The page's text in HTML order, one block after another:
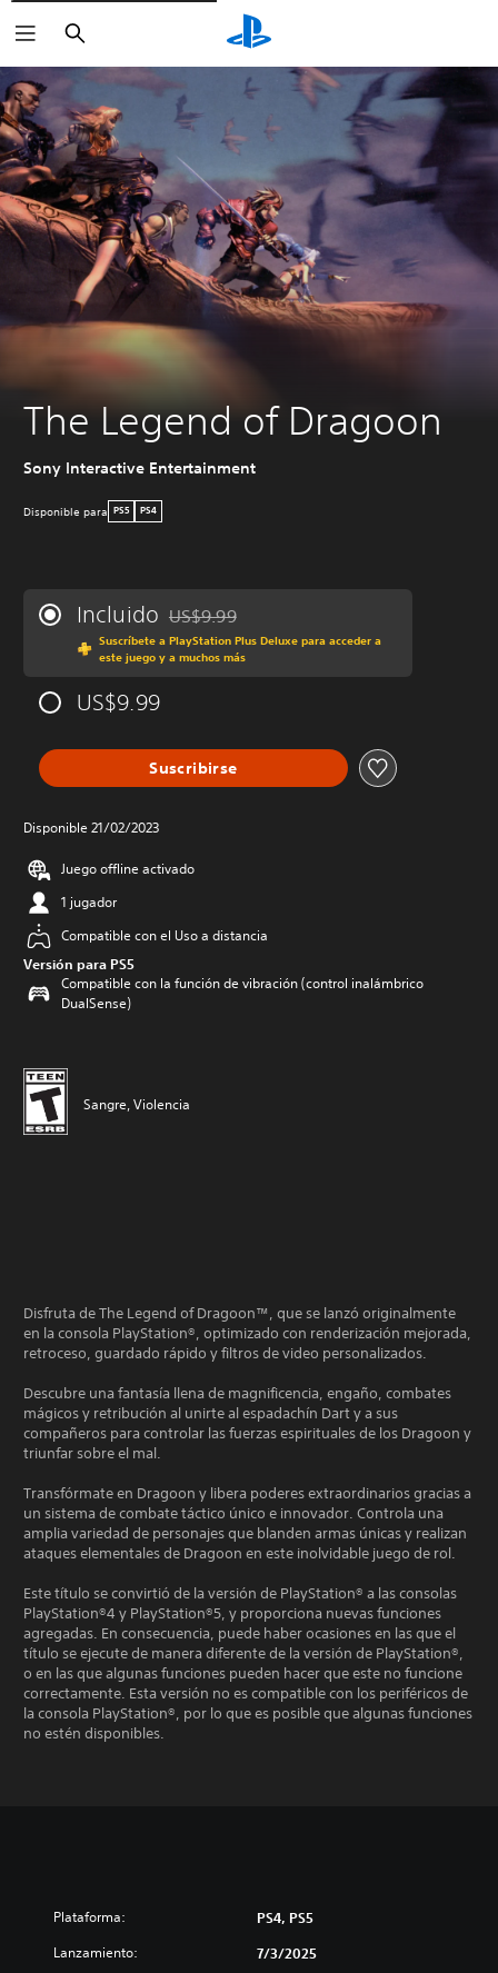
Buscar
The Legend of Dragoon
Sony Interactive Entertainment
Disponible para PS5 PS4
Incluido Rebajado del precio original de US$9.99
US$9.99
Suscríbete a PlayStation Plus Deluxe para acceder a
este juego y a muchos más
US$9.99
Suscribirse
Disponible 21/02/2023
Juego offline activado
1 jugador
Compatible con el Uso a distancia
Versión para PS5
Compatible con la función de vibración (control inalámbrico
DualSense)
Sangre, Violencia
Disfruta de The Legend of Dragoon™, que se lanzó originalmente
en la consola PlayStation®, optimizado con renderización mejorada,
retroceso, guardado rápido y filtros de video personalizados.
Descubre una fantasía llena de magnificencia, engaño, combates
mágicos y retribución al unirte al espadachín Dart y a sus
compañeros para controlar las fuerzas espirituales de los Dragoon y
triunfar sobre el mal.
Transfórmate en Dragoon y libera poderes extraordinarios gracias a
un sistema de combate táctico único e innovador. Controla una
amplia variedad de personajes que blanden armas únicas y realizan
ataques elementales de Dragoon en este inolvidable juego de rol.
Este título se convirtió de la versión de PlayStation® a las consolas
PlayStation®4 y PlayStation®5, y proporciona nuevas funciones
agregadas. En consecuencia, puede haber ocasiones en las que el
título se ejecute de manera diferente de la versión de PlayStation®,
o en las que algunas funciones pueden hacer que este no funcione
correctamente. Esta versión no es compatible con los periféricos de
la consola PlayStation®, por lo que es posible que algunas funciones
no estén disponibles.
Plataforma: PS4, PS5
Lanzamiento: 7/3/2025